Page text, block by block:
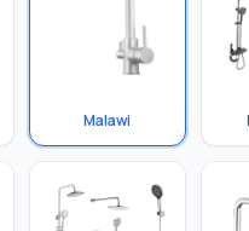
Malawi